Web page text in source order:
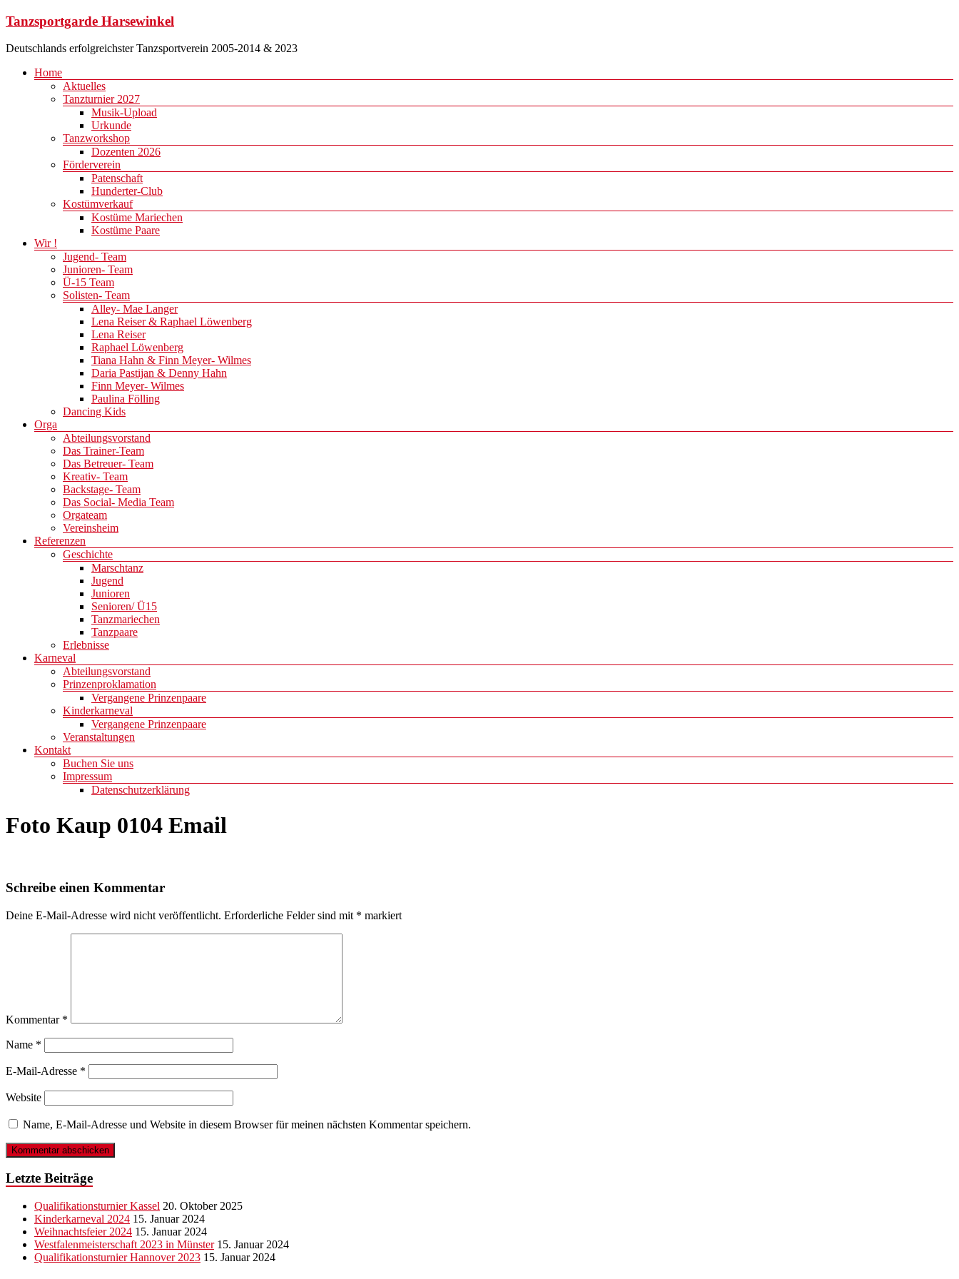
Zum
springen
Tanzsportgarde Harsewinkel
Deutschlands erfolgreichster Tanzsportverein 2005-2014 & 2023
Menü
Home
Aktuelles
Tanzturnier 2027
Musik-Upload
Urkunde
Tanzworkshop
Dozenten 2026
Förderverein
Patenschaft
Hunderter-Club
Kostümverkauf
Kostüme Mariechen
Kostüme Paare
Wir !
Jugend- Team
Junioren- Team
Ü-15 Team
Solisten- Team
Alley- Mae Langer
Lena Reiser & Raphael Löwenberg
Lena Reiser
Raphael Löwenberg
Tiana Hahn & Finn Meyer- Wilmes
Daria Pastijan & Denny Hahn
Finn Meyer- Wilmes
Paulina Fölling
Dancing Kids
Orga
Abteilungsvorstand
Das Trainer-Team
Das Betreuer- Team
Kreativ- Team
Backstage- Team
Das Social- Media Team
Orgateam
Vereinsheim
Referenzen
Geschichte
Marschtanz
Jugend
Junioren
Senioren/ Ü15
Tanzmariechen
Tanzpaare
Erlebnisse
Karneval
Abteilungsvorstand
Prinzenproklamation
Vergangene Prinzenpaare
Kinderkarneval
Vergangene Prinzenpaare
Veranstaltungen
Kontakt
Buchen Sie uns
Impressum
Datenschutzerklärung
Foto Kaup 0104 Email
Schreibe einen Kommentar
Deine E-Mail-Adresse wird nicht veröffentlicht. Erforderliche Felder sind mit * markiert
Kommentar *
Name *
E-Mail-Adresse *
Website
Name, E-Mail-Adresse und Website in diesem Browser für meinen nächsten Kommentar speichern.
Letzte Beiträge
Qualifikationsturnier Kassel 20. Oktober 2025
Kinderkarneval 2024 15. Januar 2024
Weihnachtsfeier 2024 15. Januar 2024
Westfalenmeisterschaft 2023 in Münster 15. Januar 2024
Qualifikationsturnier Hannover 2023 15. Januar 2024